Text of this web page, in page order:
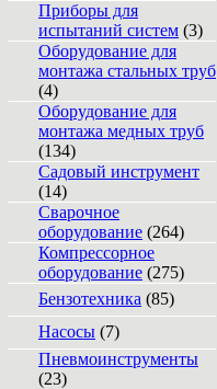
Приборы для
испытаний систем (3)
Оборудование для
монтажа стальных труб
(4)
Оборудование для
монтажа медных труб
(134)
Садовый инструмент
(14)
Сварочное
оборудование (264)
Компрессорное
оборудование (275)
Бензотехника (85)
Насосы (7)
Пневмоинструменты
(23)